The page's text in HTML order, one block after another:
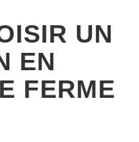
UN
EN
FERME